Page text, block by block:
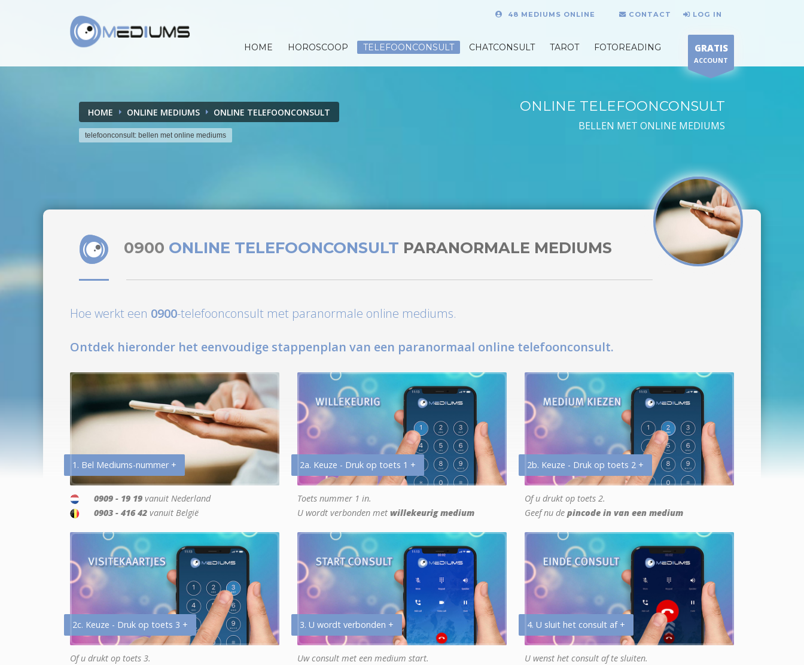
48 MEDIUMS ONLINE CONTACT LOG IN
HOME HOROSCOOP TELEFOONCONSULT CHATCONSULT TAROT FOTOREADING GRATIS
ACCOUNT
HOME ONLINE MEDIUMS ONLINE TELEFOONCONSULT
telefoonconsult: bellen met online mediums
ONLINE TELEFOONCONSULT
BELLEN MET ONLINE MEDIUMS
0900 ONLINE TELEFOONCONSULT PARANORMALE MEDIUMS
Hoe werkt een 0900-telefoonconsult met paranormale online mediums.
Ontdek hieronder het eenvoudige stappenplan van een paranormaal online telefoonconsult.
1. Bel Mediums-nummer +
0909 - 19 19 vanuit Nederland
0903 - 416 42 vanuit België
2a. Keuze - Druk op toets 1 +
Toets nummer 1 in.
U wordt verbonden met willekeurig medium
2b. Keuze - Druk op toets 2 +
Of u drukt op toets 2.
Geef nu de pincode in van een medium
2c. Keuze - Druk op toets 3 +
Of u drukt op toets 3.
3. U wordt verbonden +
Uw consult met een medium start.
4. U sluit het consult af +
U wenst het consult af te sluiten.